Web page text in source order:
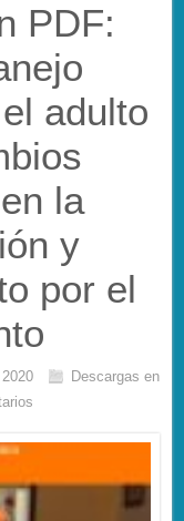
PDF:
adulto
la
y
por el
Descargas en